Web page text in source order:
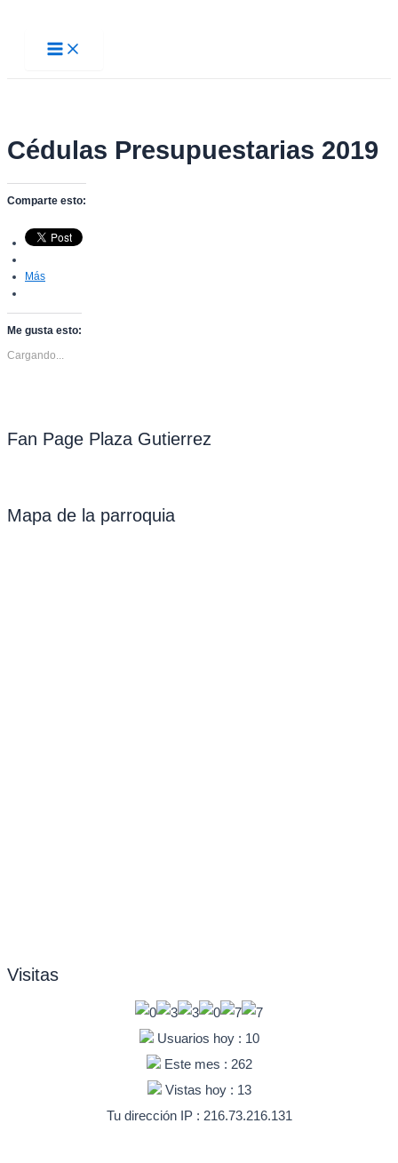
contenidoMain
Menu
Cédulas Presupuestarias 2019
Comparte esto:
Más
Me gusta esto:
Cargando...
Fan Page Plaza Gutierrez
Mapa de la parroquia
Visitas
Usuarios hoy : 10
Este mes : 262
Vistas hoy : 13
Tu dirección IP : 216.73.216.131